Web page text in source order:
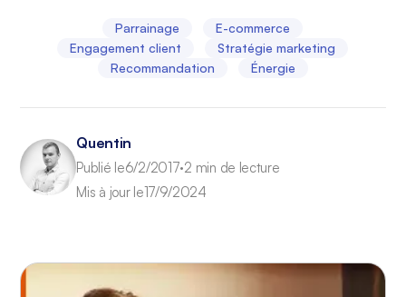
Parrainage
E-commerce
Engagement client
Stratégie marketing
Recommandation
Énergie
Quentin
Publié le6/2/2017•2 min de lecture
Mis à jour le17/9/2024